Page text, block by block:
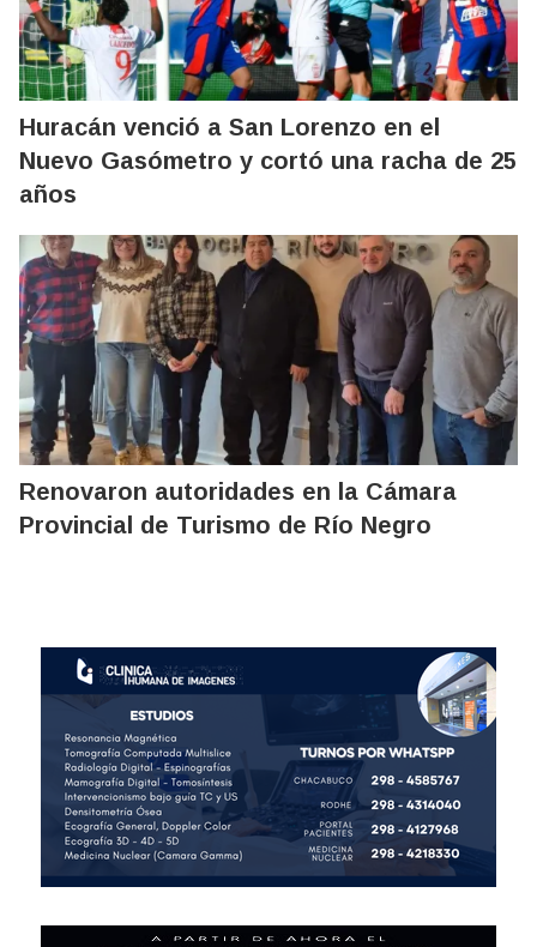
Huracán venció a San Lorenzo en el
Nuevo Gasómetro y cortó una racha de 25
años
Renovaron autoridades en la Cámara
Provincial de Turismo de Río Negro